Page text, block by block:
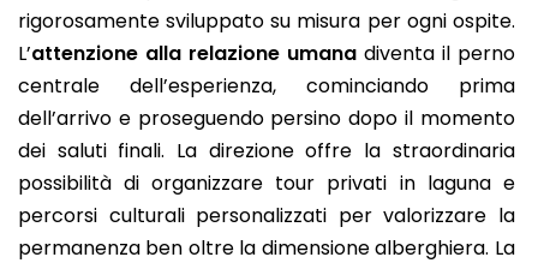
rigorosamente sviluppato su misura per ogni ospite.
L’attenzione alla relazione umanadiventa il perno
centrale dell’esperienza, cominciando prima
dell’arrivo e proseguendo persino dopo il momento
dei saluti finali. La direzione offre la straordinaria
possibilità di organizzare tour privati in laguna e
percorsi culturali personalizzati per valorizzare la
permanenza ben oltre la dimensione alberghiera. La